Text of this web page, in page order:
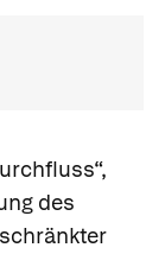
des